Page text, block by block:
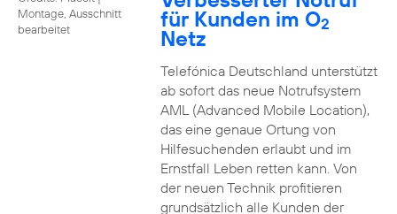
Montage, Ausschnitt
bearbeitet
für Kunden im O2
Netz
Telefónica Deutschland unterstützt
ab sofort das neue Notrufsystem
AML (Advanced Mobile Location),
das eine genaue Ortung von
Hilfesuchenden erlaubt und im
Ernstfall Leben retten kann. Von
der neuen Technik profitieren
grundsätzlich alle Kunden der